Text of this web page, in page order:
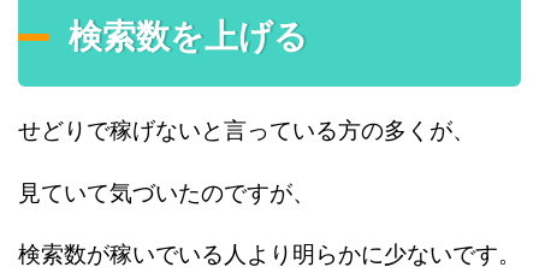
検索数を上げる
せどりで稼げないと言っている方の多くが、
見ていて気づいたのですが、
検索数が稼いでいる人より明らかに少ないです。